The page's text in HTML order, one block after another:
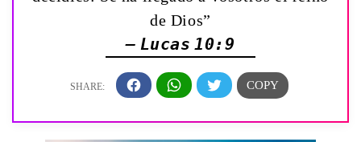
de Dios”
— Lucas 10:9